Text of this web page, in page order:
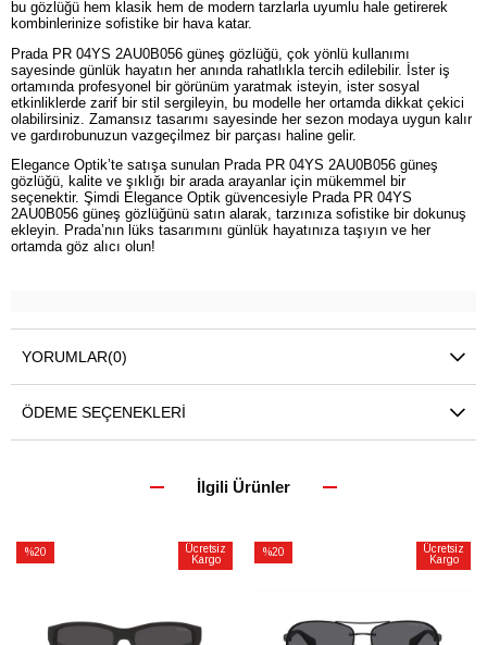
bu gözlüğü hem klasik hem de modern tarzlarla uyumlu hale getirerek
kombinlerinize sofistike bir hava katar.
Prada PR 04YS 2AU0B056 güneş gözlüğü, çok yönlü kullanımı
sayesinde günlük hayatın her anında rahatlıkla tercih edilebilir. İster iş
ortamında profesyonel bir görünüm yaratmak isteyin, ister sosyal
etkinliklerde zarif bir stil sergileyin, bu modelle her ortamda dikkat çekici
olabilirsiniz. Zamansız tasarımı sayesinde her sezon modaya uygun kalır
ve gardırobunuzun vazgeçilmez bir parçası haline gelir.
Elegance Optik’te satışa sunulan Prada PR 04YS 2AU0B056 güneş
gözlüğü, kalite ve şıklığı bir arada arayanlar için mükemmel bir
seçenektir. Şimdi Elegance Optik güvencesiyle Prada PR 04YS
2AU0B056 güneş gözlüğünü satın alarak, tarzınıza sofistike bir dokunuş
ekleyin. Prada’nın lüks tasarımını günlük hayatınıza taşıyın ve her
ortamda göz alıcı olun!
YORUMLAR(0)
ÖDEME SEÇENEKLERI
İlgili Ürünler
%20
Ücretsiz
Kargo
%20
Ücretsiz
Kargo